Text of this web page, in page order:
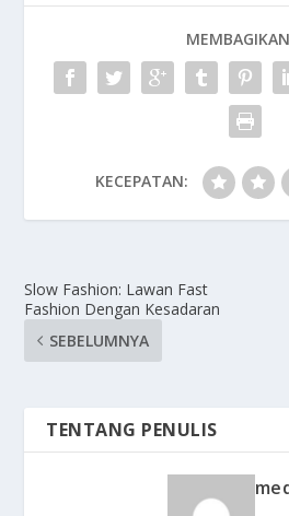
KECEPATAN:
Slow Fashion: Lawan Fast
Fashion Dengan Kesadaran
SEBELUMNYA
TENTANG PENULIS